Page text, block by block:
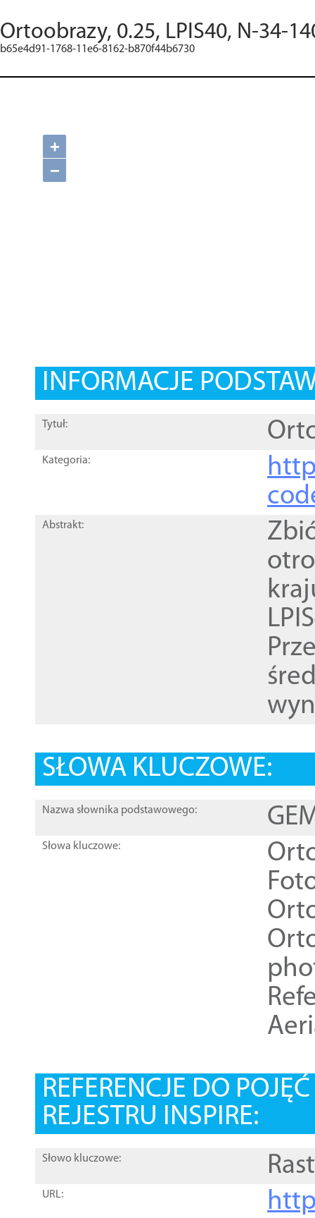
Ortoobrazy, 0.25, LPIS40, N-34-
b65e4d91-1768-11e6-8162-b870f44b6730
+
−
INFORMACJE
Tytuł:
Kategoria:
Abstrakt:
SŁOWA KLUCZOWE:
Nazwa słownika podstawowego:
Słowa kluczowe:
REFERENCJE DO
REJESTRU INSPIRE:
Słowo kluczowe:
URL: